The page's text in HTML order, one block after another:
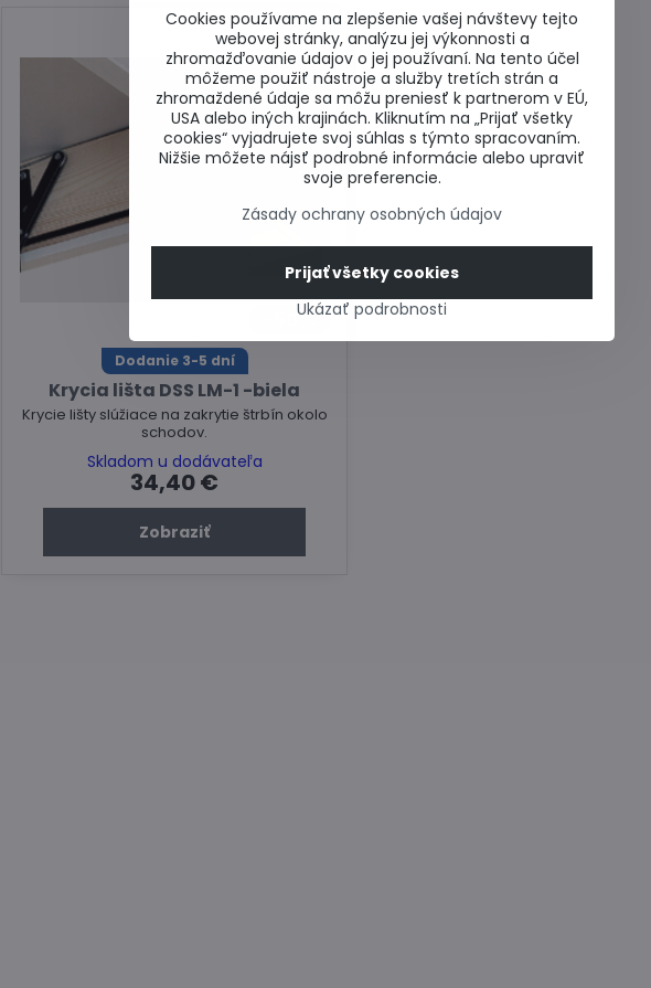
50%
Dodanie 3-5 dní
Krycia lišta DSS LM-1 -biela
Krycie lišty slúžiace na zakrytie štrbín okolo
schodov.
Skladom u dodávateľa
34,40 €
Zobraziť
Cookies používame na zlepšenie vašej návštevy tejto
webovej stránky, analýzu jej výkonnosti a
zhromažďovanie údajov o jej používaní. Na tento účel
môžeme použiť nástroje a služby tretích strán a
zhromaždené údaje sa môžu preniesť k partnerom v EÚ,
USA alebo iných krajinách. Kliknutím na „Prijať všetky
cookies“ vyjadrujete svoj súhlas s týmto spracovaním.
Nižšie môžete nájsť podrobné informácie alebo upraviť
svoje preferencie.
Zásady ochrany osobných údajov
Ukázať podrobnosti
Prijať všetky cookies